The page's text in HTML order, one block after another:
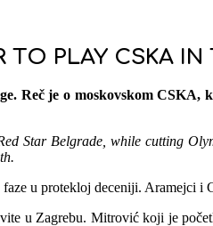
TO PLAY CSKA
Reč je o moskovskom CSKA,
Star Belgrade, while cutting
u protekloj deceniji. Aramejci i
u Zagrebu. Mitrović koji je